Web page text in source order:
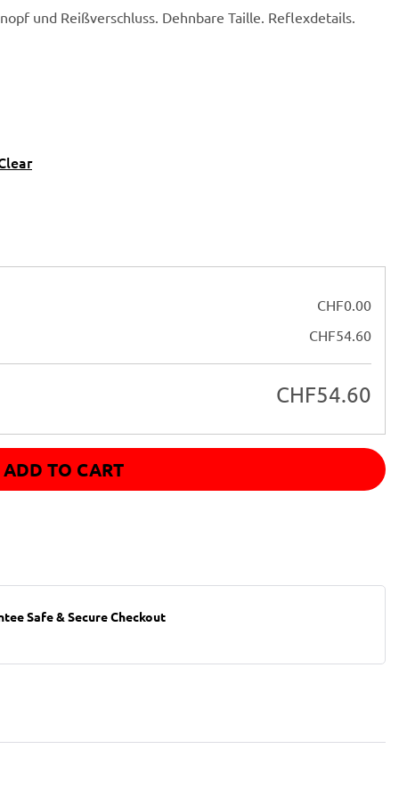
und Reißverschluss. Dehnbare Taille. Reflexdetails.
CHF0.00
CHF54.60
CHF54.60
ADD TO CART
Safe & Secure Checkout